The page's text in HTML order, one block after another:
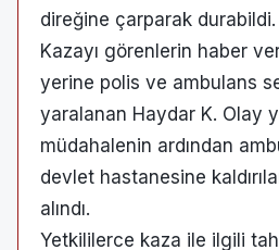
direğine çarparak durabildi.
Kazayı görenlerin haber
yerine polis ve ambulans
yaralanan Haydar K. Olay
müdahalenin ardından
devlet hastanesine
alındı.
Yetkililerce kaza ile ilgili